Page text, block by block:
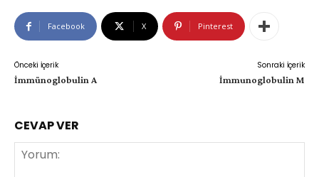
Facebook X Pinterest
Önceki İçerik
İmmünoglobulin A
Sonraki İçerik
İmmunoglobulin M
CEVAP VER